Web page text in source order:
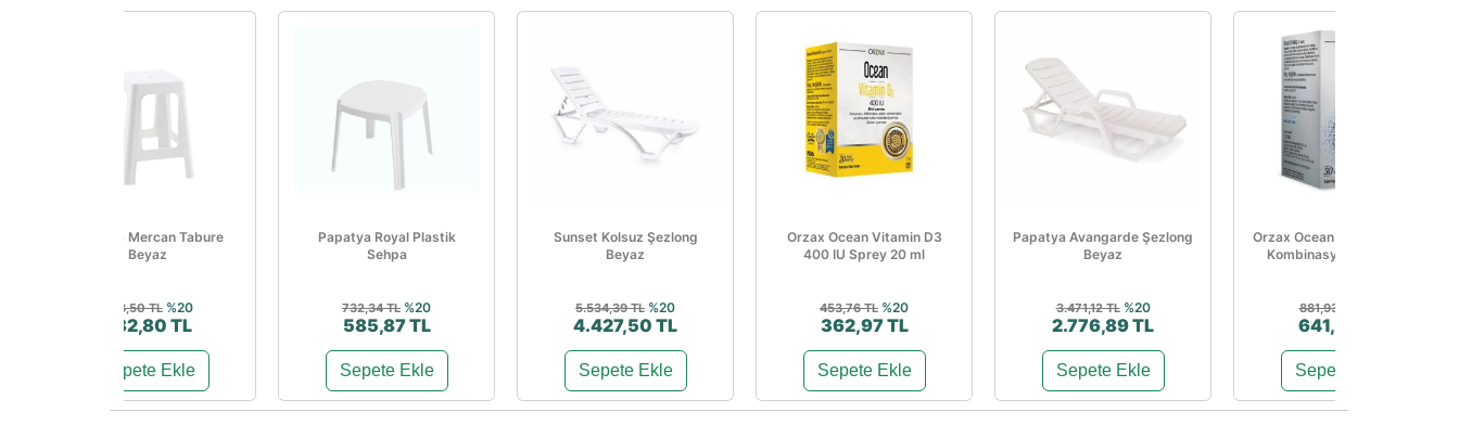
Papatya Mercan Tabure
Beyaz
478,50 TL %20
382,80 TL
Sepete Ekle
Papatya Royal Plastik
Sehpa
732,34 TL %20
585,87 TL
Sepete Ekle
Sunset Kolsuz Şezlong
Beyaz
5.534,39 TL %20
4.427,50 TL
Sepete Ekle
Orzax Ocean Vitamin D3
400 IU Sprey 20 ml
453,76 TL %20
362,97 TL
Sepete Ekle
Papatya Avangarde Şezlong
Beyaz
3.471,12 TL %20
2.776,89 TL
Sepete Ekle
Orzax Ocean ExtraMag Üçlü
Kombinasyon 30 Tablet
881,93 TL
641,40 TL
Sepete Ekle